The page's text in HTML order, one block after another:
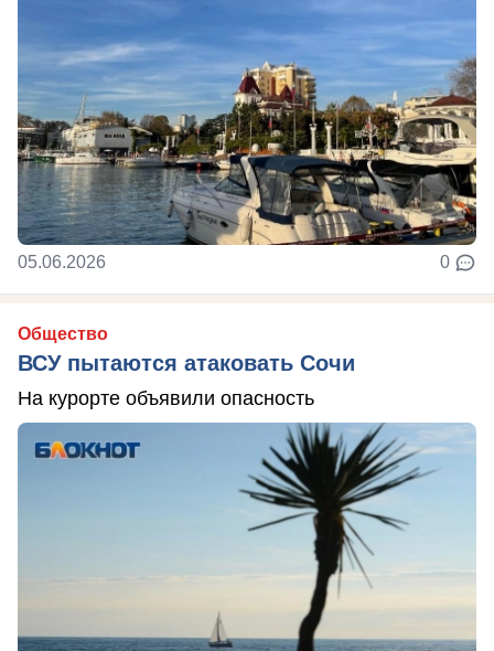
05.06.2026 0
Общество
ВСУ пытаются атаковать Сочи
На курорте объявили опасность